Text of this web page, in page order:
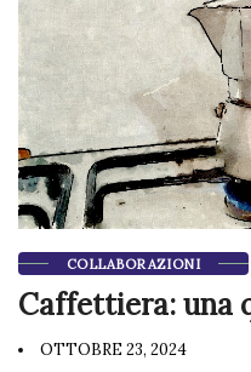
COLLABORAZIONI
Caffettiera: una
OTTOBRE 23, 2024